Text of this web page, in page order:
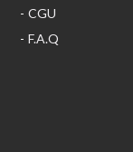
CGU
F.A.Q